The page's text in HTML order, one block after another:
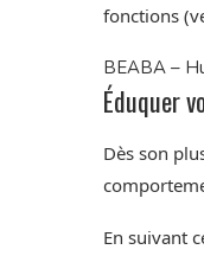
fonctions
BEABA –
Éduquer
Dès son
En suivant